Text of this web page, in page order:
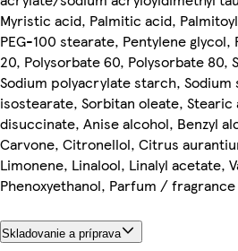
Myristic acid, Palmitic acid,
PEG-100 stearate, Pentylene
20, Polysorbate 60, Polysorbate 80,
Sodium polyacrylate starch,
isostearate, Sorbitan oleate,
disuccinate, Anise alcohol, Benzyl
Carvone, Citronellol, Citrus
Limonene, Linalool, Linalyl acetate,
Phenoxyethanol, Parfum / fragrance
Skladovanie a príprava